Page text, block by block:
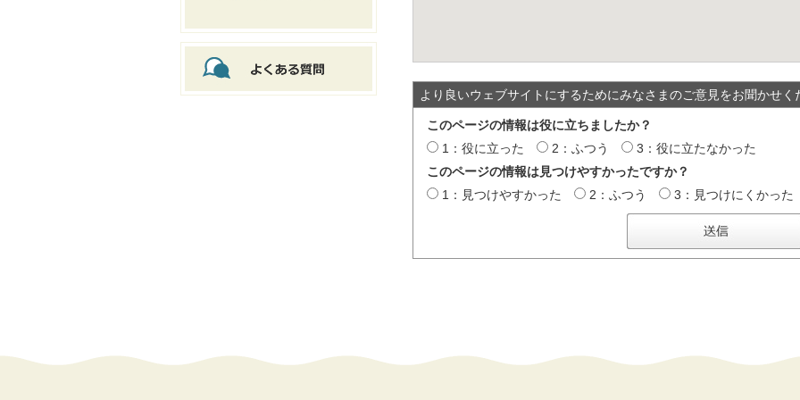
より良いウェブサイトにするためにみなさまのご意見をお聞かせく
このページの情報は役に立ちましたか？
1：役に立った
2：ふつう
3：役に立たなかった
このページの情報は見つけやすかったですか？
1：見つけやすかった
2：ふつう 3：見つけにくかった